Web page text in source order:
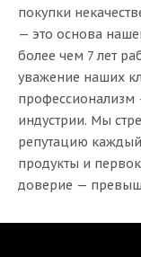
покупки
— это основа
более чем 7 лет
уважение наших
профессионализм
индустрии. Мы
репутацию
продукты и
доверие —